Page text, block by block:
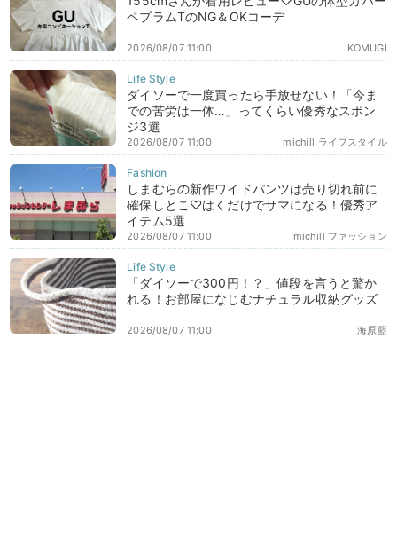
ペプラムTのNG＆OKコーデ
KOMUGI
2026/08/07 11:00
ダイソーで一度買ったら手放せない！「今ま
での苦労は一体…」ってくらい優秀なスポン
ジ3選
michill ライフスタイル
2026/08/07 11:00
しまむらの新作ワイドパンツは売り切れ前に
確保しとこ♡はくだけでサマになる！優秀ア
イテム5選
michill ファッション
2026/08/07 11:00
「ダイソーで300円！？」値段を言うと驚か
れる！お部屋になじむナチュラル収納グッズ
海原藍
2026/08/07 11:00